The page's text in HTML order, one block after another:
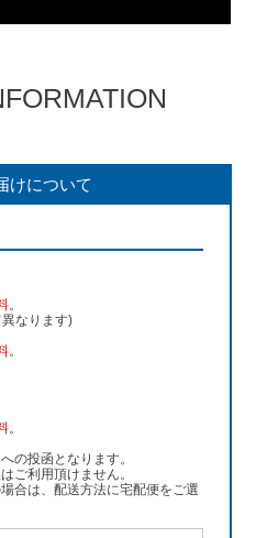
けについて
。
なります)
。
。
の投函となります。
ご利用頂けません。
合は、配送方法に宅配便をご選